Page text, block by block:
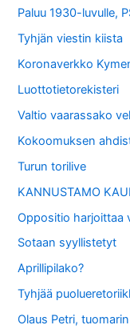
Paluu 1930-luvulle,
Tyhjän viestin kiista
Koronaverkko
Luottotietorekisteri
Valtio vaarassako
Kokoomuksen
Turun torilive
KANNUSTAMO
Oppositio harjoittaa
Sotaan syyllistetyt
Aprillipilako?
Tyhjää
Olaus Petri,